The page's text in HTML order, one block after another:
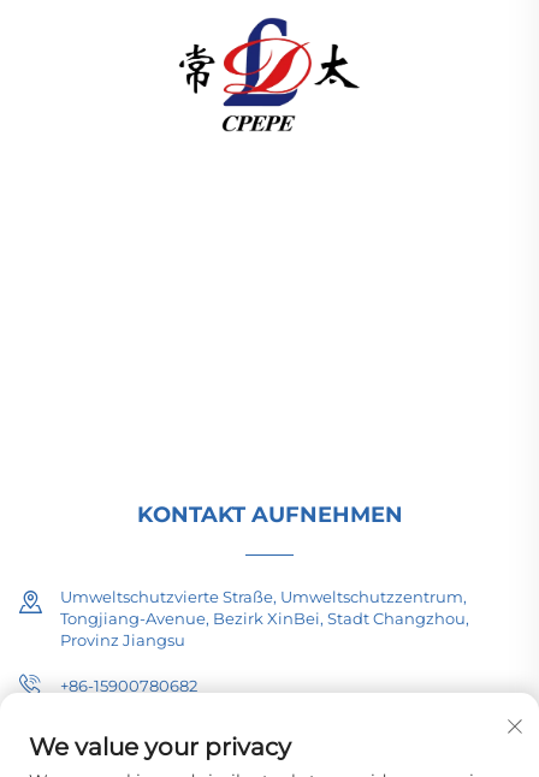
KONTAKT AUFNEHMEN
Umweltschutzvierte Straße, Umweltschutzzentrum,
Tongjiang-Avenue, Bezirk XinBei, Stadt Changzhou,
Provinz Jiangsu
+86-15900780682
[email protected]
We value your privacy